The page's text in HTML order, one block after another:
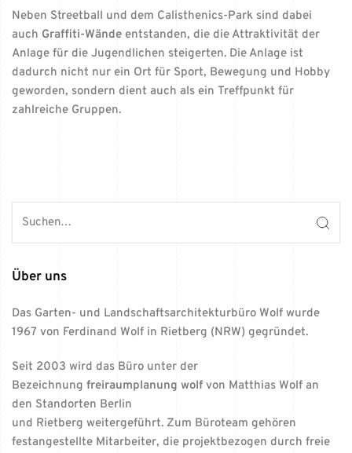
Neben Streetball und dem Calisthenics-Park sind dabei
auch Graffiti-Wände entstanden, die die Attraktivität der
Anlage für die Jugendlichen steigerten. Die Anlage ist
dadurch nicht nur ein Ort für Sport, Bewegung und Hobby
geworden, sondern dient auch als ein Treffpunkt für
zahlreiche Gruppen.
Über uns
Das Garten- und Landschaftsarchitekturbüro Wolf wurde
1967 von Ferdinand Wolf in Rietberg (NRW) gegründet.
Seit 2003 wird das Büro unter der
Bezeichnung freiraumplanung wolf von Matthias Wolf an
den Standorten Berlin
und Rietberg weitergeführt. Zum Büroteam gehören
festangestellte Mitarbeiter, die projektbezogen durch freie